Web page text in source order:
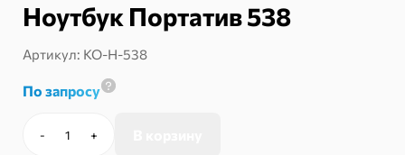
Ноутбук Портатив 538
Артикул: КО-Н-538
По запросу
-
Количество
+